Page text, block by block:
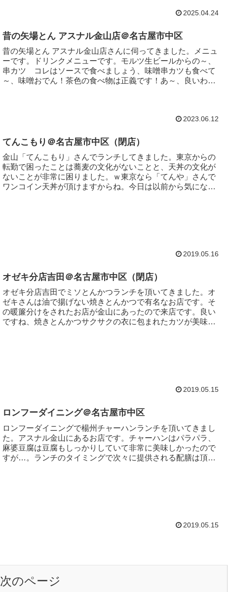
2025.04.24
昔の矢場とん アスナル金山店＠名古屋市中区
昔の矢場とん アスナル金山店さんに伺ってきました。メニュ
ーです。ドリンクメニューです。モルツ生ビールからの～、
串カツ コレはソースで食べましょう、味噌串カツも食べて
～、味噌おでん！茶色の食べ物は正義です！あ～、良いわ
2023.06.12
てんこもり＠名古屋市中区（閉店）
金山「てんこもり」さんでランチしてきました。東京からの
転勤で困ったことは蕎麦の文化がないことと、天丼の文化が
ないことが非常に困りました。ｗ東京なら「てんや」さんで
ワンコイン天丼が頂けますからね。今日は以前から気になっ
2019.05.16
オゼキ分店吉田＠名古屋市中区（閉店）
オゼキ分店吉田でミソとんかつランチを頂いてきました。オ
ゼキさんは油で揚げない焼きとんかつで有名なお店です。そ
の暖簾分けをされたお店が金山にあったので来店です。良い
ですね、焼きとんかつサクサクの衣に包まれたカツが美味し
2019.05.15
ロンフーダイニング＠名古屋市中区
ロンフーダイニングで楊州チャーハンランチを頂いてきまし
た。アスナル金山にあるお店です。チャーハンはパラパラ、
麻婆豆腐は豆腐もしっかりしていて非常に美味しかったので
すが…。ランチのタイミングで次々に提供される配膳は頂け
2019.05.15
次のページ